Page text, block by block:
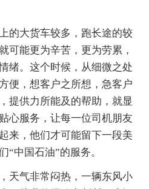
的大货车较多，跑长途的较
可能更为辛苦，更为劳累，
绪。这个时候，从细微之处
便，想客户之所想，急客户
提供力所能及的帮助，就显
心服务，让每一位司机朋友
来，他们才可能留下一段美
“中国石油”的服务。
天气非常闷热，一辆东风小